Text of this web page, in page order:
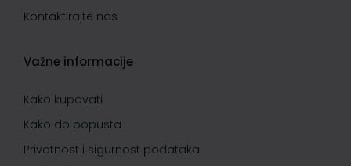
Kontaktirajte nas
Važne informacije
Kako kupovati
Kako do popusta
Privatnost i sigurnost podataka